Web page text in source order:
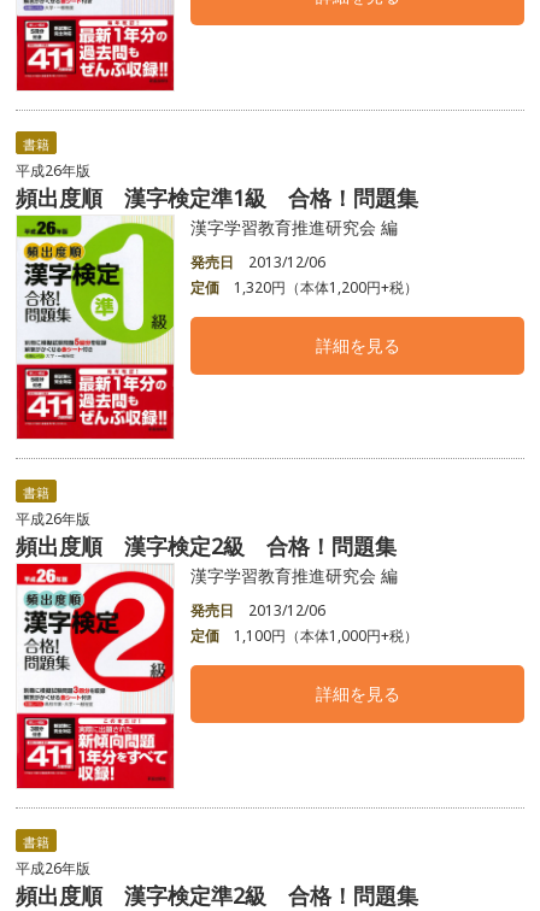
書籍
平成26年版
頻出度順 漢字検定準1級 合格！問題集
漢字学習教育推進研究会 編
発売日
2013/12/06
定価
1,320円（本体1,200円+税）
詳細を見る
書籍
平成26年版
頻出度順 漢字検定2級 合格！問題集
漢字学習教育推進研究会 編
発売日
2013/12/06
定価
1,100円（本体1,000円+税）
詳細を見る
書籍
平成26年版
頻出度順 漢字検定準2級 合格！問題集